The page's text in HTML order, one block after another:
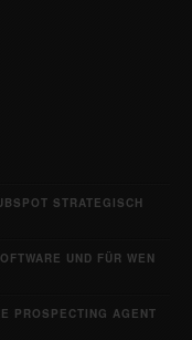
STRATEGISCH
UND FÜR WEN
PROSPECTING AGENT